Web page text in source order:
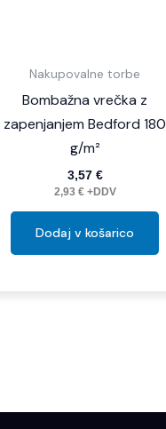
Nakupovalne torbe
Bombažna vrečka z
zapenjanjem Bedford 180
g/m²
3,57 €
2,93 €+DDV
Dodaj v košarico